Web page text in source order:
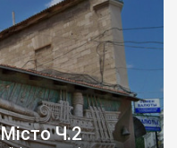
Ч.2